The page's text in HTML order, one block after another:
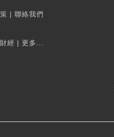
| 聯絡我們
經 | 更多...